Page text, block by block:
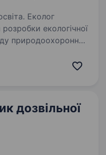
Еколог
екологічної
природоохоронної
суміжні
дозвільної